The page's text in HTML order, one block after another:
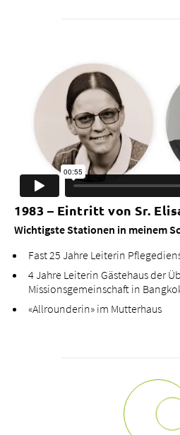
1983 – Eintritt von Sr.
Wichtigste Stationen in meinem
Fast 25 Jahre Leiterin
4 Jahre Leiterin Gästehaus der
Missionsgemeinschaft in
«Allrounderin» im Mutterhaus